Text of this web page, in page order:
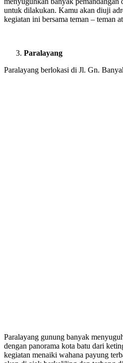
untuk dilakukan. Kamu akan diuji
kegiatan ini bersama teman – teman
Paralayang
Paralayang berlokasi di Jl. Gn.
Paralayang gunung banyak
dengan panorama kota batu dari
kegiatan menaiki wahana payung